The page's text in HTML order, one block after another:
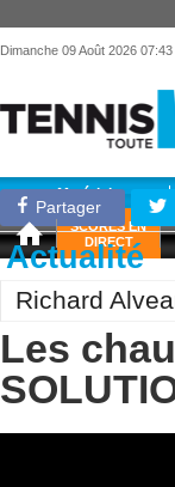
Dimanche 09 Août 2026 07:43
Matériel
SCORES EN
DIRECT
Partager
Actualité
Richard
Les